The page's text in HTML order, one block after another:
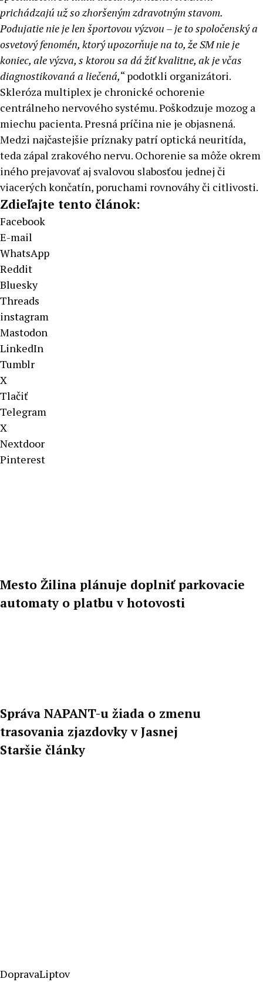
prichádzajú už so zhoršeným zdravotným stavom.
Podujatie nie je len športovou výzvou – je to spoločenský a
osvetový fenomén, ktorý upozorňuje na to, že SM nie je
koniec, ale výzva, s ktorou sa dá žiť kvalitne, ak je včas
diagnostikovaná a liečená,“ podotkli organizátori.
Skleróza multiplex je chronické ochorenie
centrálneho nervového systému. Poškodzuje mozog a
miechu pacienta. Presná príčina nie je objasnená.
Medzi najčastejšie príznaky patrí optická neuritída,
teda zápal zrakového nervu. Ochorenie sa môže okrem
iného prejavovať aj svalovou slabosťou jednej či
viacerých končatín, poruchami rovnováhy či citlivosti.
Zdieľajte tento článok:
Facebook
E-mail
WhatsApp
Reddit
Bluesky
Threads
instagram
Mastodon
LinkedIn
Tumblr
X
Tlačiť
Telegram
X
Nextdoor
Pinterest
Mesto Žilina plánuje doplniť parkovacie
automaty o platbu v hotovosti
Správa NAPANT-u žiada o zmenu
trasovania zjazdovky v Jasnej
Staršie články
DopravaLiptov